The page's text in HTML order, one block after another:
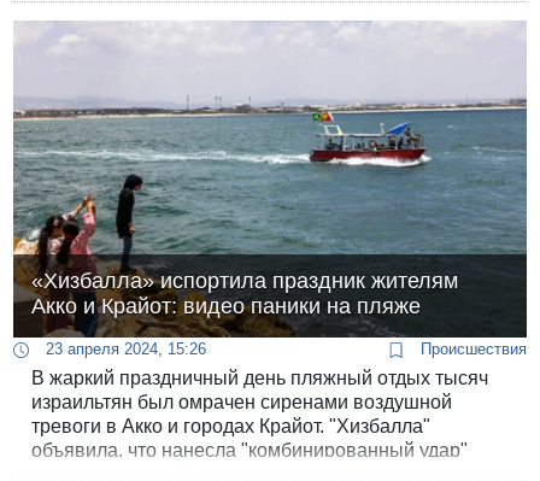
«Хизбалла» испортила праздник жителям
Акко и Крайот: видео паники на пляже
23 апреля 2024, 15:26 Происшествия
В жаркий праздничный день пляжный отдых тысяч
израильтян был омрачен сиренами воздушной
тревоги в Акко и городах Крайот. "Хизбалла"
объявила, что нанесла "комбинированный удар"